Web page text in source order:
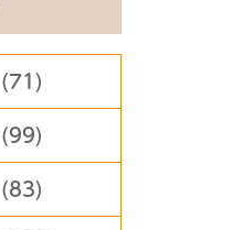
(71)
(99)
(83)